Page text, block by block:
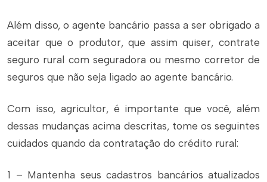
Além disso, o agente bancário passa a ser obrigado a
aceitar que o produtor, que assim quiser, contrate
seguro rural com seguradora ou mesmo corretor de
seguros que não seja ligado ao agente bancário.
Com isso, agricultor, é importante que você, além
dessas mudanças acima descritas, tome os seguintes
cuidados quando da contratação do crédito rural:
1 – Mantenha seus cadastros bancários atualizados